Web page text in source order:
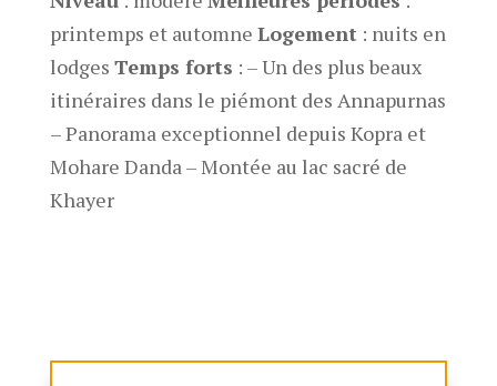
printemps et automne Logement: nuits en
lodges Temps forts : – Un des plus beaux
itinéraires dans le piémont des Annapurnas
– Panorama exceptionnel depuis Kopra et
Mohare Danda – Montée au lac sacré de
Khayer